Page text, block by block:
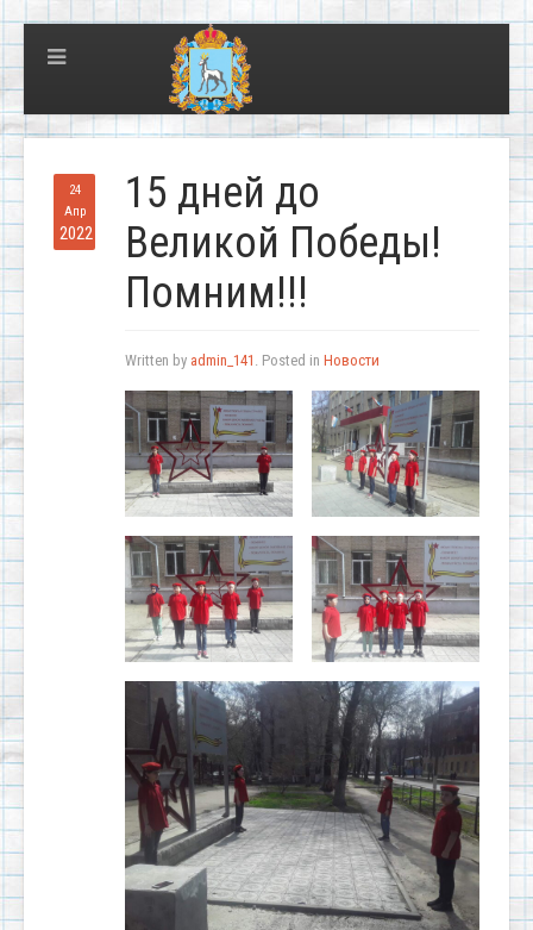
24
Апр
2022
15 дней до
Великой Победы!
Помним!!!
Written by admin_141 . Posted in Новости